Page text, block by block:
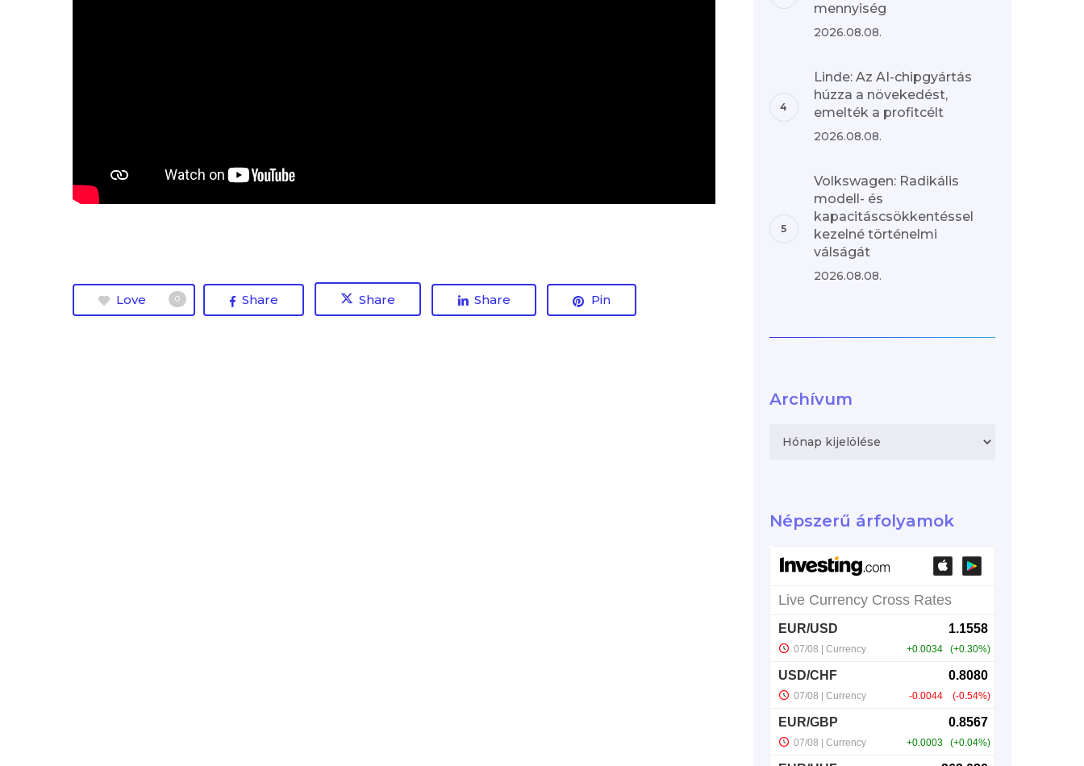
Love 0 Share Share Share Pin
mennyiség
2026.08.08.
Linde: Az AI-chipgyártás
húzza a növekedést,
emelték a profitcélt
2026.08.08.
Volkswagen: Radikális
modell- és
kapacitáscsökkentéssel
kezelné történelmi
válságát
2026.08.08.
Archívum
Népszerű árfolyamok